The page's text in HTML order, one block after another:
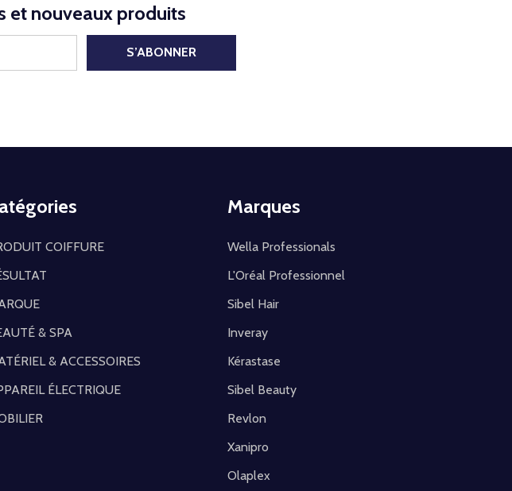
et nouveaux produits
S’ABONNER
COIFFURE
& SPA
& ACCESSOIRES
ÉLECTRIQUE
Marques
Wella Professionals
L'Oréal Professionnel
Sibel Hair
Inveray
Kérastase
Sibel Beauty
Revlon
Xanipro
Olaplex